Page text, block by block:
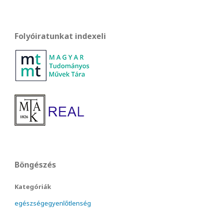
Folyóiratunkat indexeli
Böngészés
Kategóriák
egészségegyenlőtlenség